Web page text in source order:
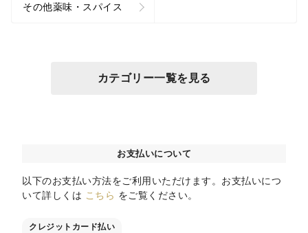
その他薬味・スパイス
カテゴリー一覧を見る
お支払いについて
以下のお支払い方法をご利用いただけます。お支払いにつ
いて詳しくは こちら をご覧ください。
クレジットカード払い